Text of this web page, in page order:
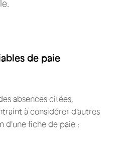
de paie
absences citées,
à considérer d'autres
d'une fiche de paie :